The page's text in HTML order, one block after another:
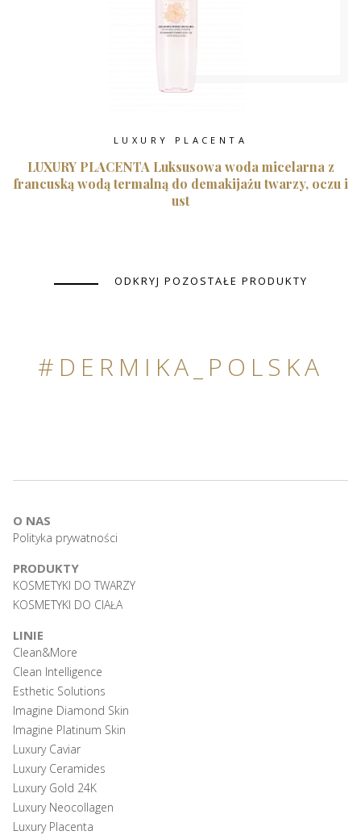
LUXURY PLACENTA
LUXURY PLACENTA Luksusowa woda micelarna z
francuską wodą termalną do demakijażu twarzy, oczu i
ust
ODKRYJ POZOSTAŁE PRODUKTY
#DERMIKA_POLSKA
O NAS
Polityka prywatności
PRODUKTY
KOSMETYKI DO TWARZY
KOSMETYKI DO CIAŁA
LINIE
Clean&More
Clean Intelligence
Esthetic Solutions
Imagine Diamond Skin
Imagine Platinum Skin
Luxury Caviar
Luxury Ceramides
Luxury Gold 24K
Luxury Neocollagen
Luxury Placenta